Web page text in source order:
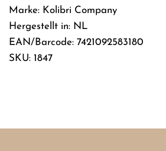
Marke: Kolibri Company
Hergestellt in: NL
EAN/Barcode: 7421092583180
SKU: 1847